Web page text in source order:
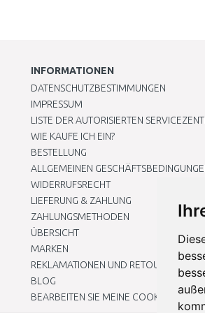
INFORMATIONEN
DATENSCHUTZBESTIMMUNGEN
IMPRESSUM
LISTE DER AUTORISIERTEN
WIE KAUFE ICH EIN?
BESTELLUNG
ALLGEMEINEN
WIDERRUFSRECHT
LIEFERUNG & ZAHLUNG
ZAHLUNGSMETHODEN
ÜBERSICHT
MARKEN
REKLAMATIONEN UND RETOUREN
BLOG
BEARBEITEN SIE MEINE COOKIE-